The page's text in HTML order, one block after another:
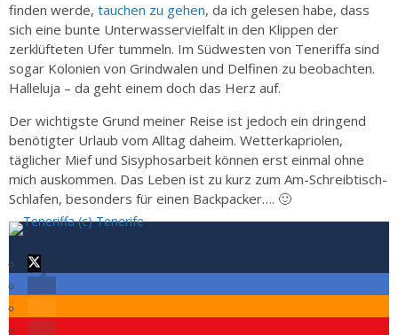
finden werde, tauchen zu gehen, da ich gelesen habe, dass
sich eine bunte Unterwasservielfalt in den Klippen der
zerklüfteten Ufer tummeln. Im Südwesten von Teneriffa sind
sogar Kolonien von Grindwalen und Delfinen zu beobachten.
Halleluja – da geht einem doch das Herz auf.
Der wichtigste Grund meiner Reise ist jedoch ein dringend
benötigter Urlaub vom Alltag daheim. Wetterkapriolen,
täglicher Mief und Sisyphosarbeit können erst einmal ohne
mich auskommen. Das Leben ist zu kurz zum Am-Schreibtisch-
Schlafen, besonders für einen Backpacker…. 🙂